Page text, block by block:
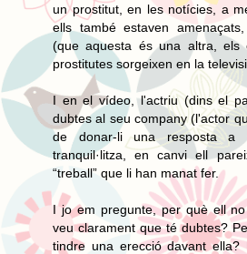
un prostitut, en les notícies, a
ells també estaven
(que aquesta és una altra, els
prostitutes sorgeixen en la
I en el vídeo, l'actriu (dins el
dubtes al seu company (l'actor
de donar-li una resposta a
tranquil·litza, en canvi ell
“treball” que li han manat fer.
I jo em pregunte, per què ell
veu clarament que té dubtes?
tindre una erecció davant